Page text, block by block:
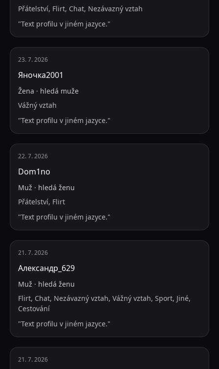
Přátelství, Flirt, Chat, Nezávazný vztah
"Text profilu v jiném jazyce."
23. 7. 2026
Яночка2001
Žena · hledá muže
Vážný vztah
"Text profilu v jiném jazyce."
22. 7. 2026
Dom1no
Muž · hledá ženu
Přátelství, Flirt
"Text profilu v jiném jazyce."
21. 7. 2026
Александр_629
Muž · hledá ženu
Flirt, Chat, Nezávazný vztah, Vážný vztah, Sport, Jiné,
Cestování
"Text profilu v jiném jazyce."
21. 7. 2026